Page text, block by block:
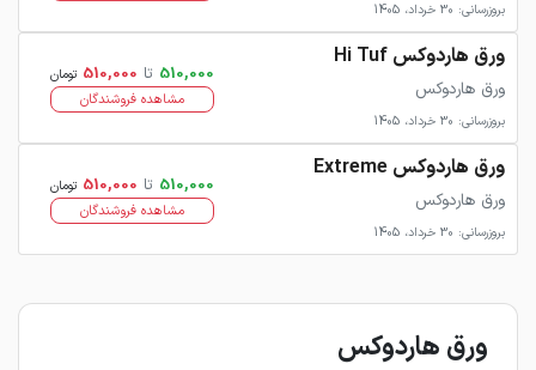
بروزرسانی: 30 خرداد، 1405
ورق هاردوکس Hi Tuf
ورق هاردوکس
بروزرسانی: 30 خرداد، 1405
510,000 تا 510,000 تومان
مشاهده فروشندگان
ورق هاردوکس Extreme
ورق هاردوکس
بروزرسانی: 30 خرداد، 1405
510,000 تا 510,000 تومان
مشاهده فروشندگان
ورق هاردوکس